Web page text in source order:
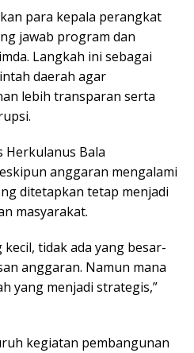
para kepala perangkat
jawab program dan
Langkah ini sebagai
daerah agar
lebih transparan serta
Herkulanus Bala
anggaran mengalami
ditetapkan tetap menjadi
masyarakat.
kecil, tidak ada yang besar-
anggaran. Namun mana
yang menjadi strategis,”
kegiatan pembangunan